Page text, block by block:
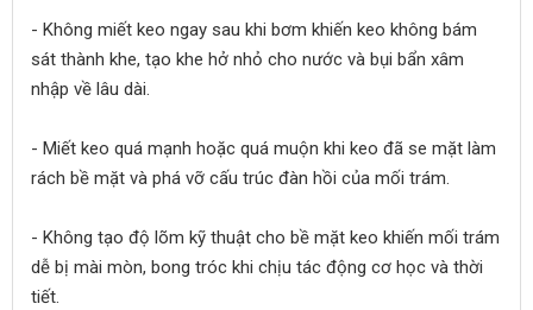
- Không miết keo ngay sau khi bơm khiến keo không bám
sát thành khe, tạo khe hở nhỏ cho nước và bụi bẩn xâm
nhập về lâu dài.
- Miết keo quá mạnh hoặc quá muộn khi keo đã se mặt làm
rách bề mặt và phá vỡ cấu trúc đàn hồi của mối trám.
- Không tạo độ lõm kỹ thuật cho bề mặt keo khiến mối trám
dễ bị mài mòn, bong tróc khi chịu tác động cơ học và thời
tiết.